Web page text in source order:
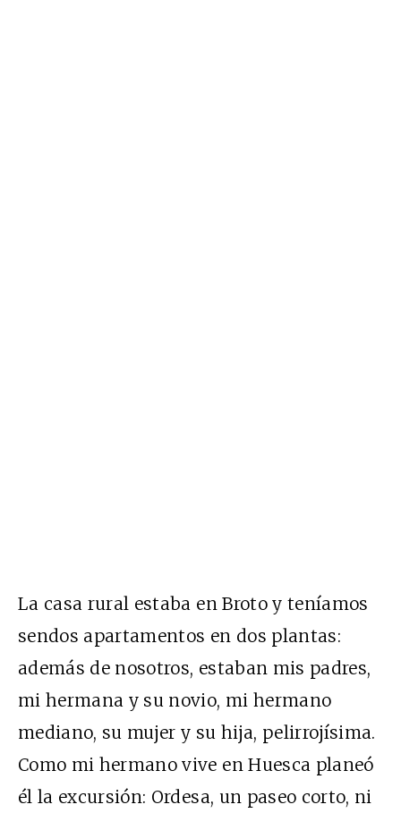
La casa rural estaba en Broto y teníamos
sendos apartamentos en dos plantas:
además de nosotros, estaban mis padres,
mi hermana y su novio, mi hermano
mediano, su mujer y su hija, pelirrojísima.
Como mi hermano vive en Huesca planeó
él la excursión: Ordesa, un paseo corto, ni